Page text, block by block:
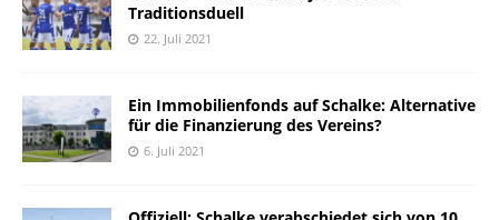
Traditionsduell
22. Juli 2021
Ein Immobilienfonds auf Schalke: Alternative
für die Finanzierung des Vereins?
6. Juli 2021